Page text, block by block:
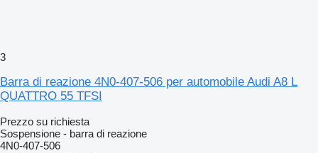
3
Barra di reazione 4N0-407-506 per automobile Audi A8 L
QUATTRO 55 TFSI
Prezzo su richiesta
Sospensione - barra di reazione
4N0-407-506